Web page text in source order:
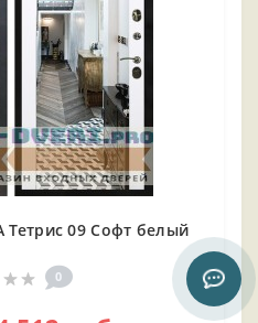
09 Софт белый
0